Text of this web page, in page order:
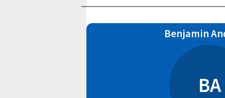
Børn Begynder | 21
Puslinge | 26
Benjamin
BA